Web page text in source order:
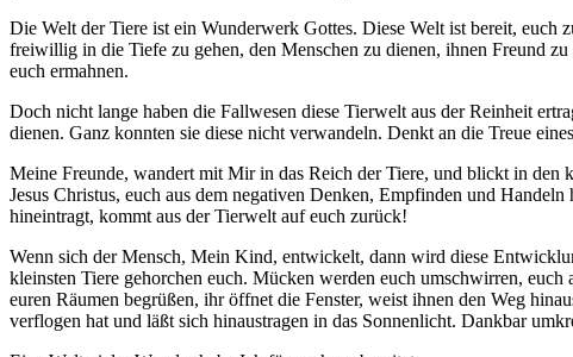
Die Welt der Tiere ist ein Wunderwerk Gottes. Diese Welt ist bereit,
freiwillig in die Tiefe zu gehen, den Menschen zu dienen, ihnen Freund
euch ermahnen.
Doch nicht lange haben die Fallwesen diese Tierwelt aus der Reinheit
dienen. Ganz konnten sie diese nicht verwandeln. Denkt an die Treue
Meine Freunde, wandert mit Mir in das Reich der Tiere, und blickt in den
Jesus Christus, euch aus dem negativen Denken, Empfinden und
hineintragt, kommt aus der Tierwelt auf euch zurück!
Wenn sich der Mensch, Mein Kind, entwickelt, dann wird diese
kleinsten Tiere gehorchen euch. Mücken werden euch umschwirren,
euren Räumen begrüßen, ihr öffnet die Fenster, weist ihnen den Weg
verflogen hat und läßt sich hinaustragen in das Sonnenlicht. Dankbar